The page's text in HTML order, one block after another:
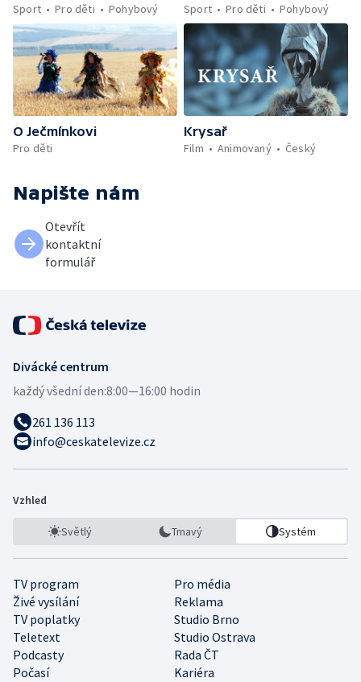
Sport
Pro děti Pohybový
Sport
Pro děti Pohybový
O Ječmínkovi
Pro děti
Krysař
Film
Animovaný Český
Napište nám
Otevřít
kontaktní
formulář
Divácké centrum
každý všední den:8:00—16:00 hodin
261 136 113
info@ceskatelevize.cz
Vzhled
Světlý Tmavý Systém
TV program
Pro média
Živé vysílání
Reklama
TV poplatky
Studio Brno
Teletext
Studio Ostrava
Podcasty
Rada ČT
Počasí
Kariéra